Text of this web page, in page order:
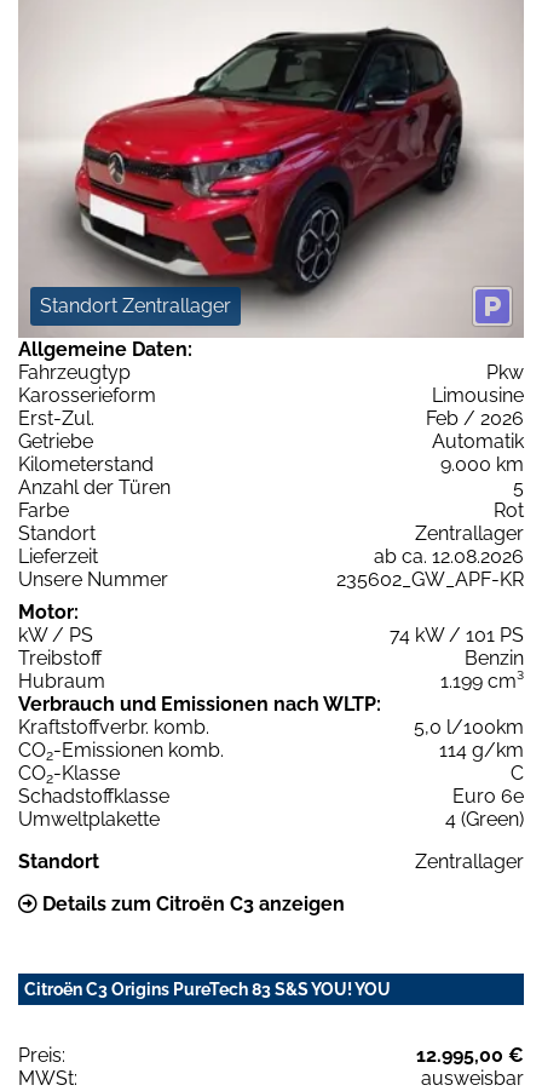
Standort Zentrallager
Allgemeine Daten:
Fahrzeugtyp
Pkw
Karosserieform
Limousine
Erst-Zul.
Feb / 2026
Getriebe
Automatik
Kilometerstand
9.000 km
Anzahl der Türen
5
Farbe
Rot
Standort
Zentrallager
Lieferzeit
ab ca. 12.08.2026
Unsere Nummer
235602_GW_APF-KR
Motor:
kW / PS
74 kW / 101 PS
Treibstoff
Benzin
Hubraum
1.199 cm³
Verbrauch und Emissionen nach WLTP:
Kraftstoffverbr. komb.
5,0 l/100km
CO2-Emissionen komb.
114 g/km
CO2-Klasse
C
Schadstoffklasse
Euro 6e
Umweltplakette
4 (Green)
Standort
Zentrallager
Details zum Citroën C3 anzeigen
Citroën C3 Origins PureTech 83 S&S YOU! YOU
Preis:
12.995,00 €
MWSt:
ausweisbar